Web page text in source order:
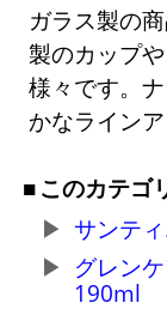
ガラス製の
製のカップ
様々です。
かなライン
このカテゴ
サンテ
グレン
190ml